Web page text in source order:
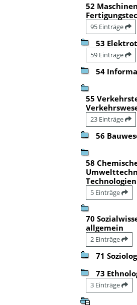
52
95 Einträge
53
59 Einträge
54
55
23 Einträge
56
58
Technologien
5 Einträge
70
allgemein
2 Einträge
71
73
3 Einträge